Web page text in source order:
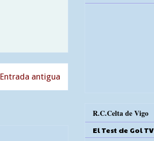
Entrada antigua
R.C.Celta de Vigo
El Test de Gol TV